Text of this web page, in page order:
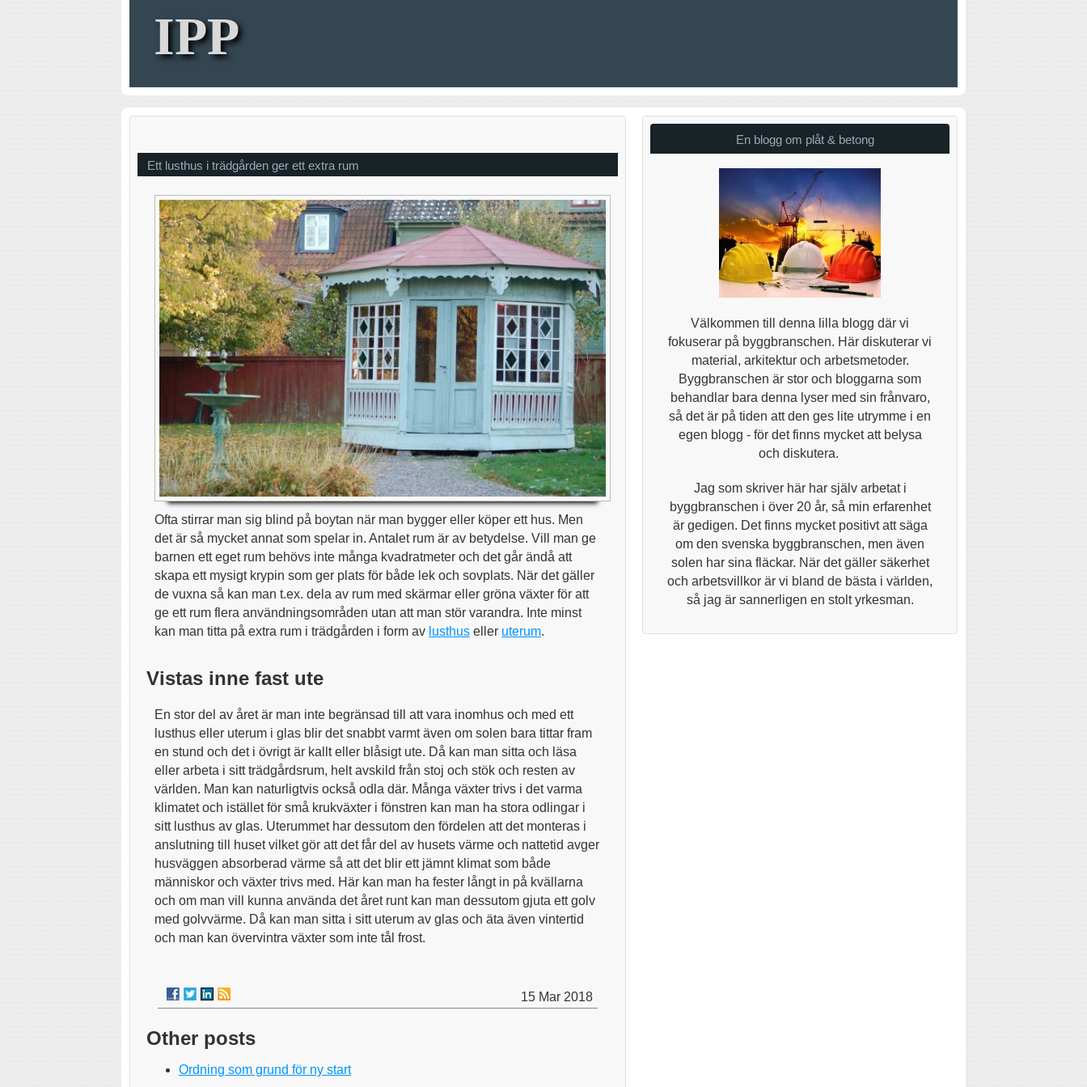
IPP
Ett lusthus i trädgården ger ett extra rum
Ofta stirrar man sig blind på boytan när man bygger eller köper ett hus. Men
det är så mycket annat som spelar in. Antalet rum är av betydelse. Vill man ge
barnen ett eget rum behövs inte många kvadratmeter och det går ändå att
skapa ett mysigt krypin som ger plats för både lek och sovplats. När det gäller
de vuxna så kan man t.ex. dela av rum med skärmar eller gröna växter för att
ge ett rum flera användningsområden utan att man stör varandra. Inte minst
kan man titta på extra rum i trädgården i form av lusthus eller uterum.
Vistas inne fast ute
En stor del av året är man inte begränsad till att vara inomhus och med ett
lusthus eller uterum i glas blir det snabbt varmt även om solen bara tittar fram
en stund och det i övrigt är kallt eller blåsigt ute. Då kan man sitta och läsa
eller arbeta i sitt trädgårdsrum, helt avskild från stoj och stök och resten av
världen. Man kan naturligtvis också odla där. Många växter trivs i det varma
klimatet och istället för små krukväxter i fönstren kan man ha stora odlingar i
sitt lusthus av glas. Uterummet har dessutom den fördelen att det monteras i
anslutning till huset vilket gör att det får del av husets värme och nattetid avger
husväggen absorberad värme så att det blir ett jämnt klimat som både
människor och växter trivs med. Här kan man ha fester långt in på kvällarna
och om man vill kunna använda det året runt kan man dessutom gjuta ett golv
med golvvärme. Då kan man sitta i sitt uterum av glas och äta även vintertid
och man kan övervintra växter som inte tål frost.
15 Mar 2018
Other posts
Ordning som grund för ny start
En blogg om plåt & betong
Välkommen till denna lilla blogg där vi
fokuserar på byggbranschen. Här diskuterar vi
material, arkitektur och arbetsmetoder.
Byggbranschen är stor och bloggarna som
behandlar bara denna lyser med sin frånvaro,
så det är på tiden att den ges lite utrymme i en
egen blogg - för det finns mycket att belysa
och diskutera.
Jag som skriver här har själv arbetat i
byggbranschen i över 20 år, så min erfarenhet
är gedigen. Det finns mycket positivt att säga
om den svenska byggbranschen, men även
solen har sina fläckar. När det gäller säkerhet
och arbetsvillkor är vi bland de bästa i världen,
så jag är sannerligen en stolt yrkesman.